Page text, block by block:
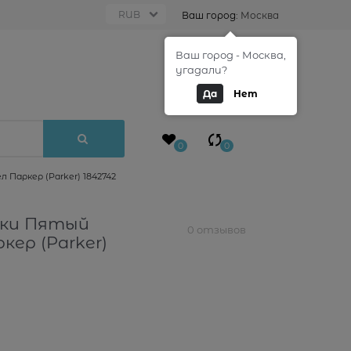
Ваш город: Москва
0
0 0
(Parker) 1842742
Пятый
(Parker)
0 отзывов
Ваш город - Москва,
угадали?
Да Нет